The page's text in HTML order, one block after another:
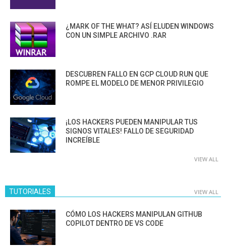
¿MARK OF THE WHAT? ASÍ ELUDEN WINDOWS
CON UN SIMPLE ARCHIVO .RAR
DESCUBREN FALLO EN GCP CLOUD RUN QUE
ROMPE EL MODELO DE MENOR PRIVILEGIO
¡LOS HACKERS PUEDEN MANIPULAR TUS
SIGNOS VITALES! FALLO DE SEGURIDAD
INCREÍBLE
VIEW ALL
TUTORIALES VIEW ALL
CÓMO LOS HACKERS MANIPULAN GITHUB
COPILOT DENTRO DE VS CODE